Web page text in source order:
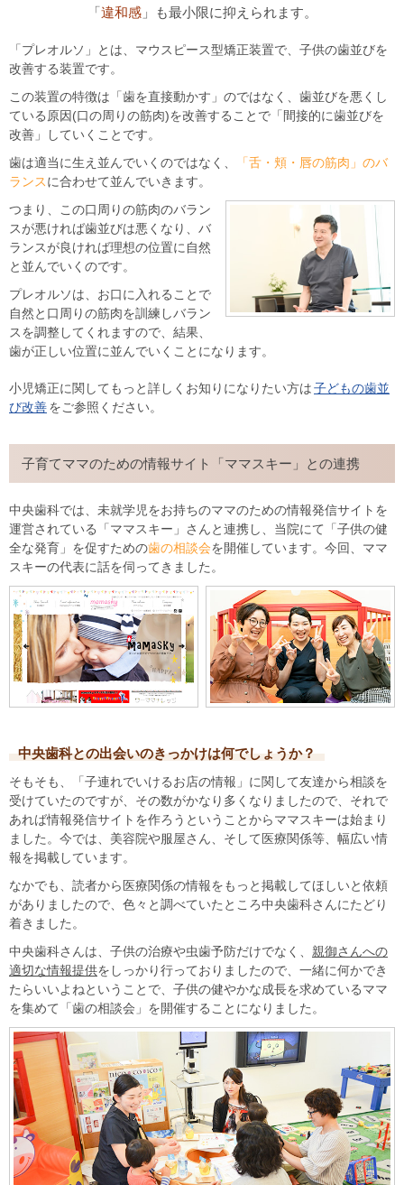
「 違和感」も最小限に抑えられます。
「プレオルソ」とは、マウスピース型矯正装置で、子供の歯並びを
改善する装置です。
この装置の特徴は「歯を直接動かす」のではなく、歯並びを悪くし
ている原因(口の周りの筋肉)を改善することで「間接的に歯並びを
改善」していくことです。
歯は適当に生え並んでいくのではなく、
「舌・頬・唇の筋肉」のバ
ランスに合わせて並んでいきます。
つまり、この口周りの筋肉のバラン
スが悪ければ歯並びは悪くなり、バ
ランスが良ければ理想の位置に自然
と並んでいくのです。
プレオルソは、お口に入れることで
自然と口周りの筋肉を訓練しバラン
スを調整してくれますので、結果、
歯が正しい位置に並んでいくことになります。
小児矯正に関してもっと詳しくお知りになりたい方は子どもの歯並
び改善をご参照ください。
子育てママのための情報サイト「ママスキー」との連携
中央歯科では、未就学児をお持ちのママのための情報発信サイトを
運営されている「ママスキー」さんと連携し、当院にて「子供の健
全な発育」を促すための歯の相談会を開催しています。今回、ママ
スキーの代表に話を伺ってきました。
中央歯科との出会いのきっかけは何でしょうか？
そもそも、「子連れでいけるお店の情報」に関して友達から相談を
受けていたのですが、その数がかなり多くなりましたので、それで
あれば情報発信サイトを作ろうということからママスキーは始まり
ました。今では、美容院や服屋さん、そして医療関係等、幅広い情
報を掲載しています。
なかでも、読者から医療関係の情報をもっと掲載してほしいと依頼
がありましたので、色々と調べていたところ中央歯科さんにたどり
着きました。
中央歯科さんは、子供の治療や虫歯予防だけでなく、 親御さんへの
適切な情報提供をしっかり行っておりましたので、一緒に何かでき
たらいいよねということで、子供の健やかな成長を求めているママ
を集めて「歯の相談会」を開催することになりました。